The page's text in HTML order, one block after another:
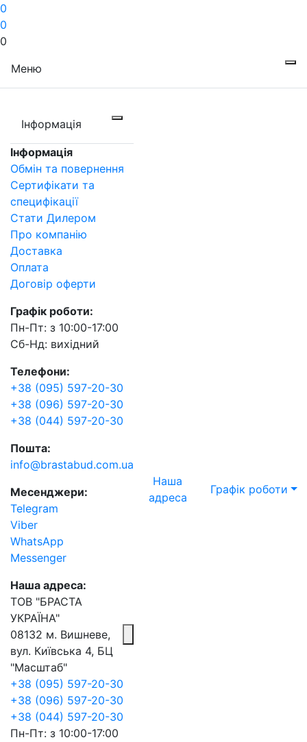
0
0
0
Меню
Інформація
Інформація
Обмін та повернення
Сертифікати та
специфікації
Стати Дилером
Про компанію
Доставка
Оплата
Договір оферти
Графік роботи:
Пн-Пт: з 10:00-17:00
Сб-Нд: вихідний
Телефони:
+38 (095) 597-20-30
+38 (096) 597-20-30
+38 (044) 597-20-30
Пошта:
info@brastabud.com.ua
Месенджери:
Telegram
Viber
WhatsApp
Messenger
Наша адреса:
ТОВ "БРАСТА
УКРАЇНА"
08132 м. Вишневе,
вул. Київська 4, БЦ
"Масштаб"
+38 (095) 597-20-30
+38 (096) 597-20-30
+38 (044) 597-20-30
Пн-Пт: з 10:00-17:00
Наша
адреса
Графік роботи